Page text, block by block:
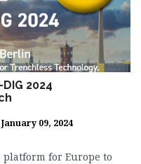
DIG 2024
January 09, 2024
platform for Europe to